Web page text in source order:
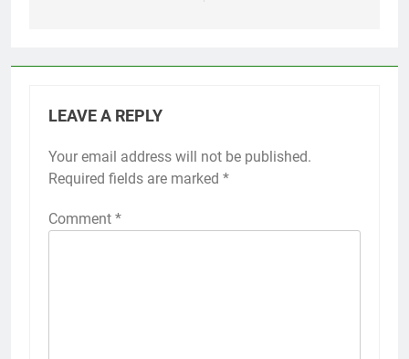
LEAVE A REPLY
Your email address will not be published.
Required fields are marked *
Comment *